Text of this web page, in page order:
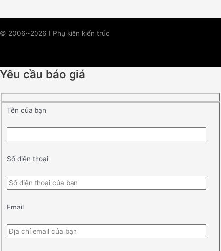
© 2006~2026 I Phụ kiện kiến trúc
Yêu cầu báo giá
Tên của bạn
Số điện thoại
Email